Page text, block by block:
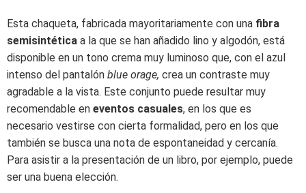
Esta chaqueta, fabricada mayoritariamente con una fibra
semisintética a la que se han añadido lino y algodón, está
disponible en un tono crema muy luminoso que, con el azul
intenso del pantalón blue orage, crea un contraste muy
agradable a la vista. Este conjunto puede resultar muy
recomendable en eventos casuales, en los que es
necesario vestirse con cierta formalidad, pero en los que
también se busca una nota de espontaneidad y cercanía.
Para asistir a la presentación de un libro, por ejemplo, puede
ser una buena elección.